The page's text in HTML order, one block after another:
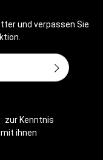
und verpassen Sie
zur Kenntnis
ihnen